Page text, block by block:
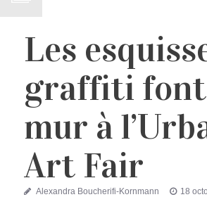
Les
graffiti
mur à
Art Fair
Auteur
Alexandra Boucherifi-Kornmann
Publié
18